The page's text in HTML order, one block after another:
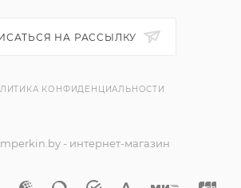
НА РАССЫЛКУ
КОНФИДЕНЦИАЛЬНОСТИ
- интернет-магазин